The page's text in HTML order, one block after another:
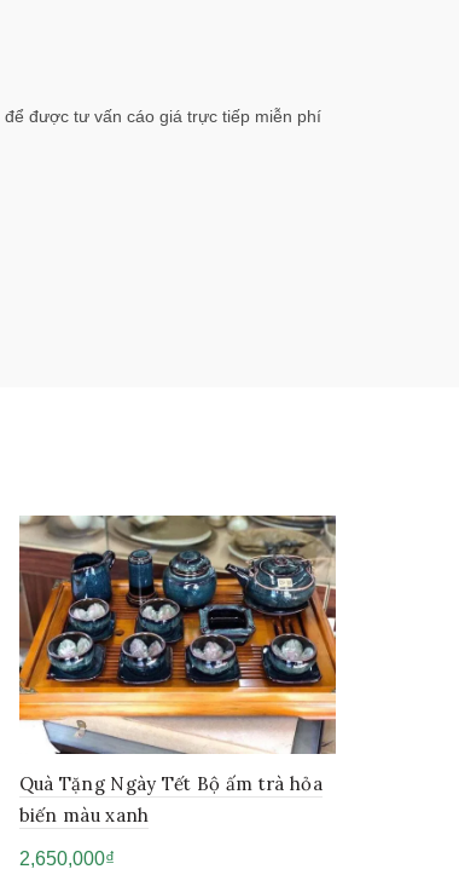
để được tư vấn cáo giá trực tiếp miễn phí
Quà Tặng Ngày Tết Bộ ấm trà hỏa
biến màu xanh
2,650,000₫